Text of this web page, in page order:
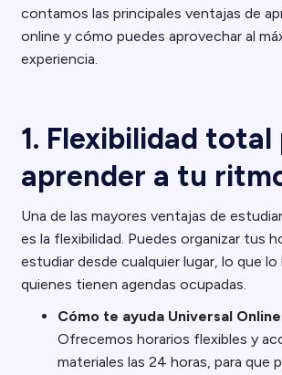
contamos las principales ventajas de
online y cómo puedes aprovechar al
experiencia.
1. Flexibilidad total
aprender a tu
Una de las mayores ventajas de
es la flexibilidad. Puedes organizar tus
estudiar desde cualquier lugar, lo que lo
quienes tienen agendas ocupadas.
Cómo te ayuda Universal
Ofrecemos horarios flexibles y
materiales las 24 horas, para que